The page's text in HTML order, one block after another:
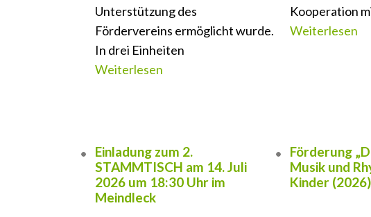
Unterstützung des
Fördervereins ermöglicht wurde.
In drei Einheiten
Weiterlesen
Kooperation
Weiterlesen
Einladung zum 2.
STAMMTISCH am 14. Juli
2026 um 18:30 Uhr im
Meindleck
Förderung
Musik und
Kinder (2026)